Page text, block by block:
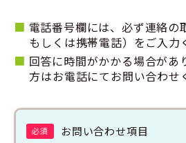
■ 電話番号欄には、必ず連絡の
もしくは携帯電話）をご入力
■ 回答に時間がかかる場合があ
方はお電話にてお問い合わせ
お問い合わせ項目
必須